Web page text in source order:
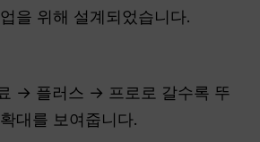
을 위해 설계되었습니다.
→ 플러스 → 프로로 갈수록 뚜
대를 보여줍니다.